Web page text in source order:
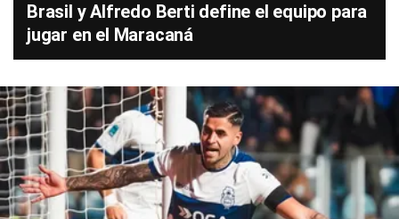
Brasil y Alfredo Berti define el equipo para
jugar en el Maracaná